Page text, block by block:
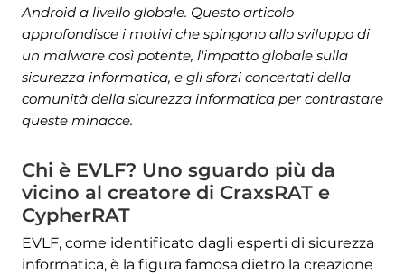
Android a livello globale. Questo articolo
approfondisce i motivi che spingono allo sviluppo di
un malware così potente, l'impatto globale sulla
sicurezza informatica, e gli sforzi concertati della
comunità della sicurezza informatica per contrastare
queste minacce.
Chi è EVLF? Uno sguardo più da
vicino al creatore di CraxsRAT e
CypherRAT
EVLF, come identificato dagli esperti di sicurezza
informatica, è la figura famosa dietro la creazione